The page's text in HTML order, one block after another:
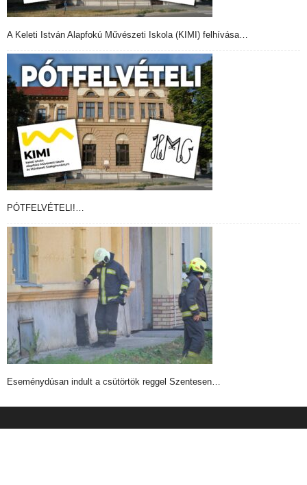
A Keleti István Alapfokú Művészeti Iskola (KIMI) felhívása…
PÓTFELVÉTELI!…
Eseménydúsan indult a csütörtök reggel Szentesen…